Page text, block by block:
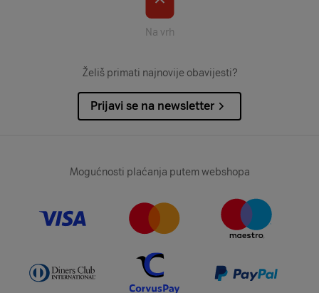
Na vrh
Želiš primati najnovije obavijesti?
Prijavi se na newsletter
Mogućnosti plaćanja putem webshopa